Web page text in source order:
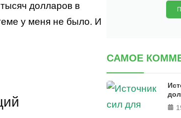
долларов в
у меня не было. И
САМОЕ